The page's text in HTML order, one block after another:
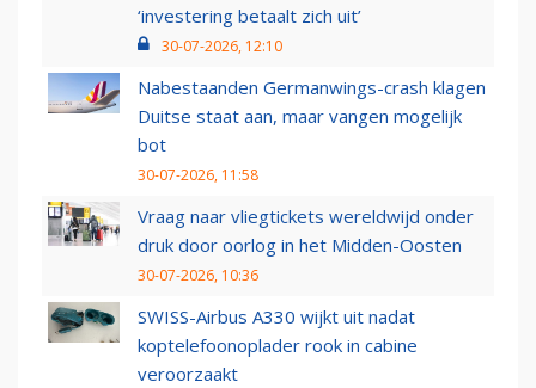
‘investering betaalt zich uit’
30-07-2026, 12:10
Nabestaanden Germanwings-crash klagen
Duitse staat aan, maar vangen mogelijk
bot
30-07-2026, 11:58
Vraag naar vliegtickets wereldwijd onder
druk door oorlog in het Midden-Oosten
30-07-2026, 10:36
SWISS-Airbus A330 wijkt uit nadat
koptelefoonoplader rook in cabine
veroorzaakt